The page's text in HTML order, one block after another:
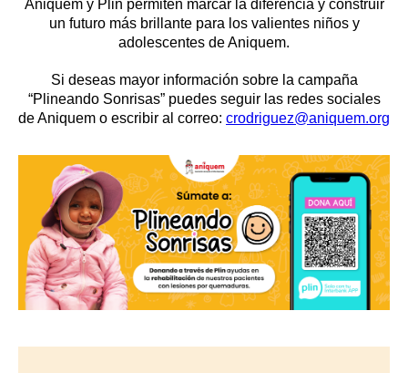
Aniquem y Plin permiten marcar la diferencia y construir
un futuro más brillante para los valientes niños y
adolescentes de Aniquem.
Si deseas mayor información sobre la campaña
“Plineando Sonrisas” puedes seguir las redes sociales
de Aniquem o escribir al correo: crodriguez@aniquem.org